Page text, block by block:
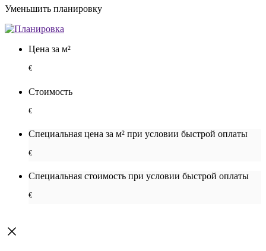
Уменьшить планировку
Цена за м²
€
Стоимость
€
Специальная цена за м² при условии быстрой оплаты
€
Специальная cтоимость при условии быстрой оплаты
€